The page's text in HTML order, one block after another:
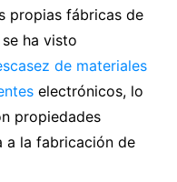
propias fábricas de
ha visto
de materiales
electrónicos, lo
propiedades
a la fabricación de